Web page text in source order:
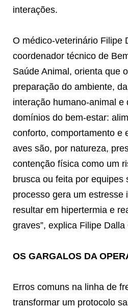
interações.
O médico-veterinário Filipe
coordenador técnico de
Saúde Animal, orienta que
preparação do ambiente,
interação humano-animal e
domínios do bem-estar:
conforto, comportamento e
aves são, por natureza,
contenção física como um
brusca ou feita por equipes
processo gera um estresse
resultar em hipertermia e
graves”, explica Filipe Dalla
OS GARGALOS DA
Erros comuns na linha de
transformar um protocolo